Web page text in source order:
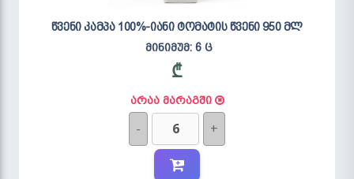
წვენი კამპა 100%-იანი ტომატის წვენი 950 მლ
მინიმუმ: 6 ც
₾
არაა მარაგში
- +